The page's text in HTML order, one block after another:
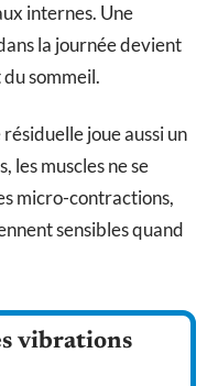
internes. Une
la journée devient
sommeil.
joue aussi un
les muscles ne se
micro-contractions,
sensibles quand
vibrations